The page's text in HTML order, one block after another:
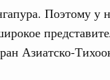
Поэтому у
Азиатско-
труда и
по